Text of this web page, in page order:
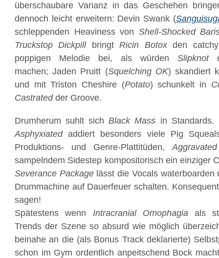
überschaubare Varianz in das Geschehen
dennoch leicht erweitern: Devin Swank (
schleppenden Heaviness von Shell-Shocked
Truckstop DickpillbringtRicin Botoxden catchy
poppigen Melodie bei, als würden Slipknot
machen; Jaden Pruitt (Squelching OK) skandiert
und mit Triston Cheshire (Potato) schunkelt in
Castratedder Groove.
Drumherum suhlt sichBlack Mass in Standards.
Asphyxiatedaddiert besonders viele Pig
Produktions- und Genre-Plattitüden,
sampelndem Sidestep kompositorisch ein einziger
Severance Packagelässt die Vocals
Drummachine auf Dauerfeuer schalten.
sagen!
Spätestens wenn Intracranial Omophagiaals
Trends der Szene so absurd wie möglich
beinahe an die (als Bonus Track deklarierte)
schon im Gym ordentlich anpeitschend Bock